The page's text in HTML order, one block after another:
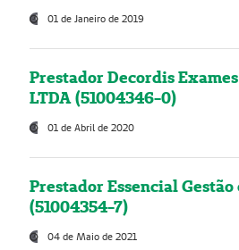
01 de Janeiro de 2019
Prestador Decordis
LTDA (51004346-0)
01 de Abril de 2020
Prestador Essencial
(51004354-7)
04 de Maio de 2021